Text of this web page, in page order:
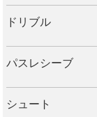
ドリブル
パスレシーブ
シュート